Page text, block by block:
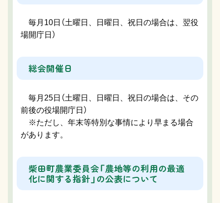
毎月10日（土曜日、日曜日、祝日の場合は、翌役
場開庁日）
総会開催日
毎月25日（土曜日、日曜日、祝日の場合は、その
前後の役場開庁日）
※ただし、年末等特別な事情により早まる場合
があります。
柴田町農業委員会「農地等の利用の最適
化に関する指針」の公表について